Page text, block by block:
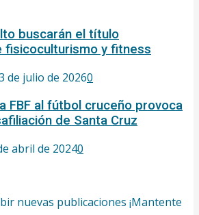
buscarán el título
fisicoculturismo y fitness
de julio de 20260
FBF al fútbol cruceño provoca
de Santa Cruz
abril de 20240
nuevas publicaciones ¡Mantente